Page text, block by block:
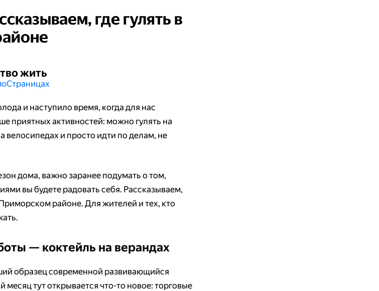
где гулять в
жить
и наступило время, когда для нас
приятных активностей: можно гулять на
велосипедах и просто идти по делам, не
дома, важно заранее подумать о том,
вы будете радовать себя. Рассказываем,
районе. Для жителей и тех, кто
— коктейль на верандах
образец современной развивающийся
тут открывается что-то новое: торговые